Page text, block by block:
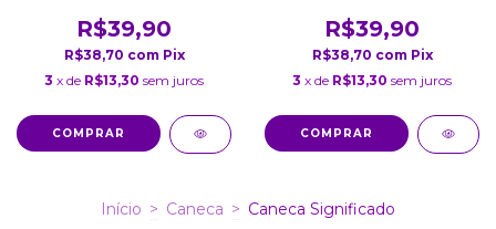
R$39,90
R$38,70 com Pix
3 x de R$13,30 sem juros
COMPRAR
R$39,90
R$38,70 com Pix
3 x de R$13,30 sem juros
COMPRAR
Início > Caneca > Caneca Significado